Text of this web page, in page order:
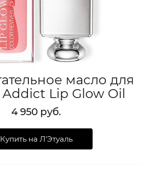
масло для
Addict Lip Glow Oil
4 950 руб.
Купить на Л'Этуаль